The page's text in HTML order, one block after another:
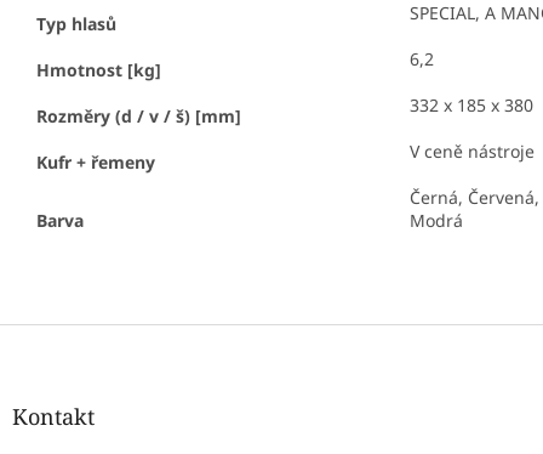
Typ hlasů SPECIAL, A
Hmotnost [kg] 6,2
Rozměry (d / v / š) [mm] 332 x 185 x 380
Kufr + řemeny V ceně nástroje
Barva
Černá,
Modrá
Z
Kontakt